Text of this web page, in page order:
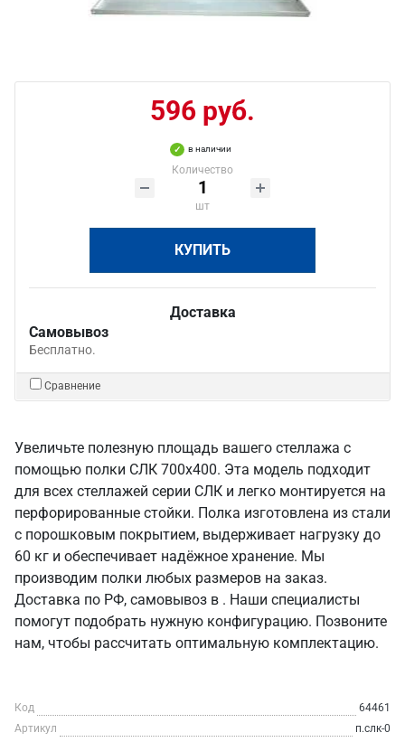
596 руб.
в наличии
Количество
шт
КУПИТЬ
Доставка
Самовывоз
Бесплатно.
Сравнение
Увеличьте полезную площадь вашего стеллажа с
помощью полки СЛК 700x400. Эта модель подходит
для всех стеллажей серии СЛК и легко монтируется на
перфорированные стойки. Полка изготовлена из стали
с порошковым покрытием, выдерживает нагрузку до
60 кг и обеспечивает надёжное хранение. Мы
производим полки любых размеров на заказ.
Доставка по РФ, самовывоз в . Наши специалисты
помогут подобрать нужную конфигурацию. Позвоните
нам, чтобы рассчитать оптимальную комплектацию.
Код
64461
Артикул
п.слк-0